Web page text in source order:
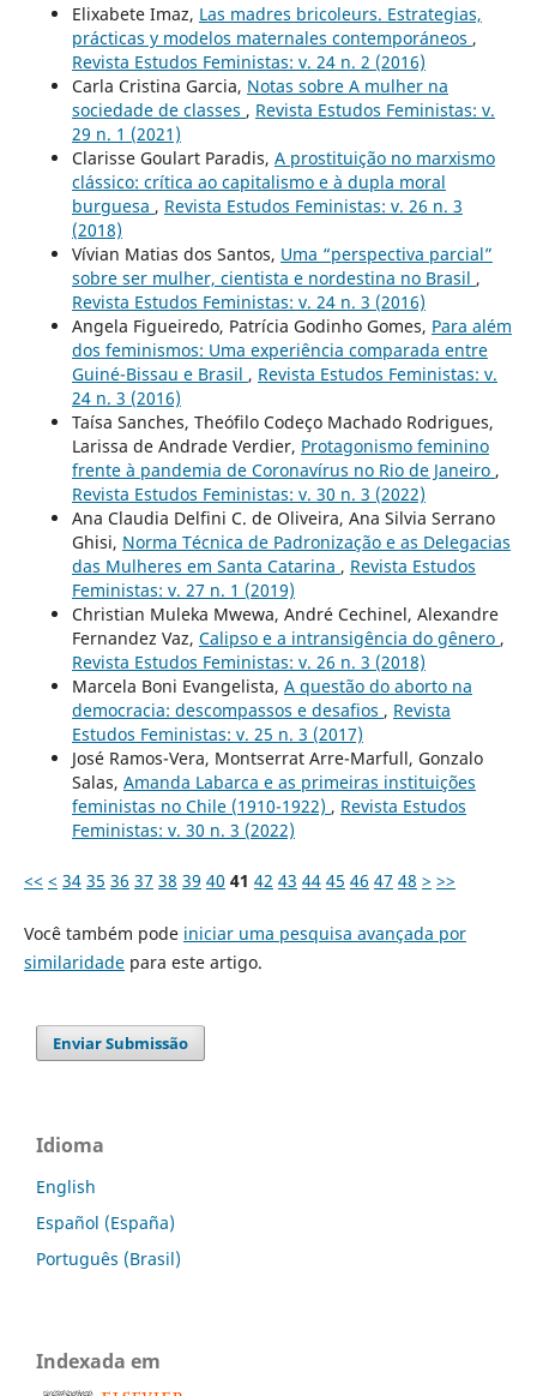
Elixabete Imaz, Las madres bricoleurs. Estrategias,
prácticas y modelos maternales contemporáneos ,
Revista Estudos Feministas: v. 24 n. 2 (2016)
Carla Cristina Garcia, Notas sobre A mulher na
sociedade de classes , Revista Estudos Feministas: v.
29 n. 1 (2021)
Clarisse Goulart Paradis, A prostituição no marxismo
clássico: crítica ao capitalismo e à dupla moral
burguesa , Revista Estudos Feministas: v. 26 n. 3
(2018)
Vívian Matias dos Santos, Uma “perspectiva parcial”
sobre ser mulher, cientista e nordestina no Brasil ,
Revista Estudos Feministas: v. 24 n. 3 (2016)
Angela Figueiredo, Patrícia Godinho Gomes, Para além
dos feminismos: Uma experiência comparada entre
Guiné-Bissau e Brasil , Revista Estudos Feministas: v.
24 n. 3 (2016)
Taísa Sanches, Theófilo Codeço Machado Rodrigues,
Larissa de Andrade Verdier, Protagonismo feminino
frente à pandemia de Coronavírus no Rio de Janeiro ,
Revista Estudos Feministas: v. 30 n. 3 (2022)
Ana Claudia Delfini C. de Oliveira, Ana Silvia Serrano
Ghisi, Norma Técnica de Padronização e as Delegacias
das Mulheres em Santa Catarina , Revista Estudos
Feministas: v. 27 n. 1 (2019)
Christian Muleka Mwewa, André Cechinel, Alexandre
Fernandez Vaz, Calipso e a intransigência do gênero ,
Revista Estudos Feministas: v. 26 n. 3 (2018)
Marcela Boni Evangelista, A questão do aborto na
democracia: descompassos e desafios , Revista
Estudos Feministas: v. 25 n. 3 (2017)
José Ramos-Vera, Montserrat Arre-Marfull, Gonzalo
Salas, Amanda Labarca e as primeiras instituições
feministas no Chile (1910-1922) , Revista Estudos
Feministas: v. 30 n. 3 (2022)
<< < 34 35 36 37 38 39 40 41 42 43 44 45 46 47 48 > >>
Você também pode iniciar uma pesquisa avançada por
similaridadepara este artigo.
Enviar Submissão
Idioma
English
Español (España)
Português (Brasil)
Indexada em